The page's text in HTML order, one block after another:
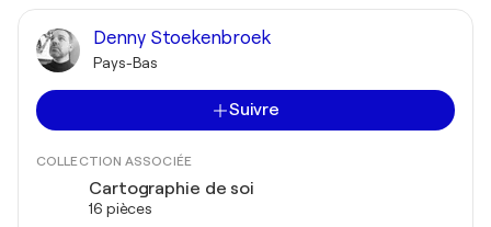
Denny Stoekenbroek
Pays-Bas
Suivre
COLLECTION ASSOCIÉE
Cartographie de soi
16 pièces